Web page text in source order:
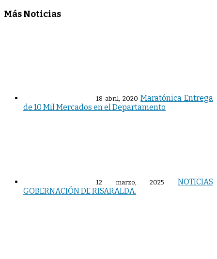
Más Noticias
18 abril, 2020 Maratónica Entrega
de 10 Mil Mercados en el Departamento
12 marzo, 2025
NOTICIAS
GOBERNACIÓN DE RISARALDA.